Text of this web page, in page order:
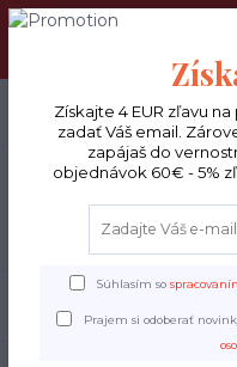
DOPRAVA ZADARMO : Od
Získajte 4 EUR zľavu
zadať Váš email.
zapájaš do
objednávok 60€ - 5%
Súhlasím so
Prajem si odoberať